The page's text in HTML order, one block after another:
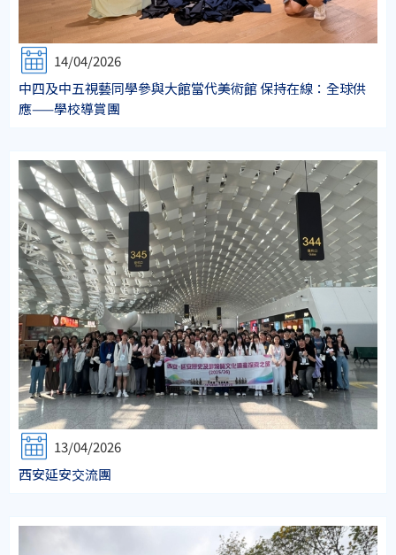
14/04/2026
中四及中五視藝同學參與大館當代美術館 保持在線：全球供
應——學校導賞團
13/04/2026
西安延安交流團